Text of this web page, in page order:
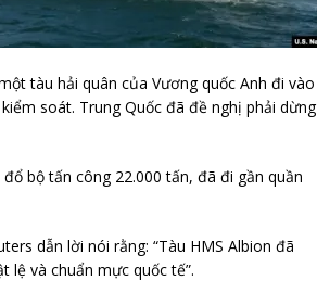
tàu hải quân của Vương quốc Anh đi vào
soát. Trung Quốc đã đề nghị phải dừng
bộ tấn công 22.000 tấn, đã đi gần quần
dẫn lời nói rằng: “Tàu HMS Albion đã
lệ và chuẩn mực quốc tế”.